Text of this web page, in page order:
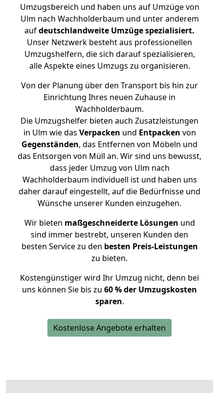
Umzugsbereich und haben uns auf Umzüge von
Ulm nach Wachholderbaum und unter anderem
aufdeutschlandweite Umzüge spezialisiert.
Unser Netzwerk besteht aus professionellen
Umzugshelfern, die sich darauf spezialisieren,
alle Aspekte eines Umzugs zu organisieren.
Von der Planung über den Transport bis hin zur
Einrichtung Ihres neuen Zuhause in
Wachholderbaum.
Die Umzugshelfer bieten auch Zusatzleistungen
in Ulm wie das Verpacken und Entpacken von
Gegenständen, das Entfernen von Möbeln und
das Entsorgen von Müll an. Wir sind uns bewusst,
dass jeder Umzug von Ulm nach
Wachholderbaum individuell ist und haben uns
daher darauf eingestellt, auf die Bedürfnisse und
Wünsche unserer Kunden einzugehen.
Wir bieten maßgeschneiderte Lösungen und
sind immer bestrebt, unseren Kunden den
besten Service zu den besten Preis-Leistungen
zu bieten.
Kostengünstiger wird Ihr Umzug nicht, denn bei
uns können Sie bis zu 60 % der Umzugskosten
sparen.
Kostenlose Angebote erhalten